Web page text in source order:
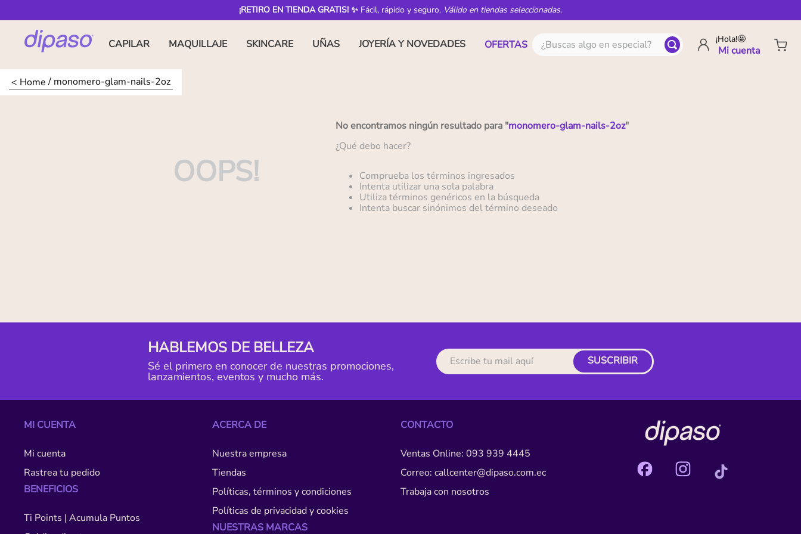
¡RETIRO EN TIENDA GRATIS! ✨ Fácil, rápido y seguro. Válido en tiendas seleccionadas.
CAPILAR MAQUILLAJE SKINCARE UÑAS JOYERÍA Y NOVEDADES OFERTAS ¿Buscas algo en especial? ¡Hola!🤩
monomero-glam-nails-2oz
OOPS!
No encontramos ningún resultado para "monomero-glam-nails-2oz"
¿Qué debo hacer?
Comprueba los términos ingresados
Intenta utilizar una sola palabra
Utiliza términos genéricos en la búsqueda
Intenta buscar sinónimos del término deseado
HABLEMOS DE BELLEZA
Sé el primero en conocer de nuestras promociones,
lanzamientos, eventos y mucho más.
SUSCRIBIR
MI CUENTA
Mi cuenta
Rastrea tu pedido
BENEFICIOS
Ti Points | Acumula Puntos
ACERCA DE
Nuestra empresa
Tiendas
Políticas, términos y condiciones
Políticas de privacidad y cookies
NUESTRAS MARCAS
CONTACTO
Ventas Online: 093 939 4445
Correo: callcenter@dipaso.com.ec
Trabaja con nosotros